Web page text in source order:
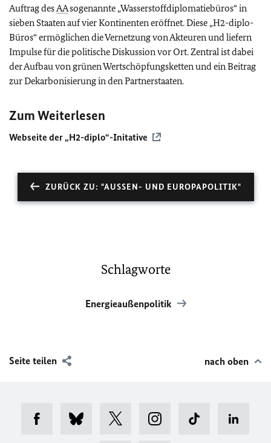
Auftrag des AAsogenannte „Wasserstoffdiplomatiebüros“ in
sieben Staaten auf vier Kontinenten eröffnet. Diese „H2-diplo-
Büros“ ermöglichen die Vernetzung von Akteuren und liefern
Impulse für die politische Diskussion vor Ort. Zentral ist dabei
der Aufbau von grünen Wertschöpfungsketten und ein Beitrag
zur Dekarbonisierung in den Partnerstaaten.
Zum Weiterlesen
Webseite der „H2-diplo“-Initative
ZURÜCK ZU: "AUSSEN- UND EUROPAPOLITIK"
Schlagworte
Energieaußenpolitik
Seite teilen nach oben